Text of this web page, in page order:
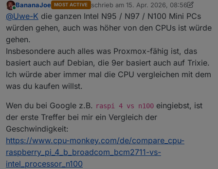
Nun durchforste ich mal das Forum nach Tipps zu
geeigneter HW für das neue System
Online
BananaJoe MOST ACTIVE schrieb am 15. Apr. 2026, 08:56
zuletzt editiert von BananaJoe
@Uwe-K die ganzen Intel N95 / N97 / N100 Mini PCs
würden gehen, auch was höher von den CPUs ist würde
gehen.
Insbesondere auch alles was Proxmox-fähig ist, das
basiert auch auf Debian, die 9er basiert auch auf Trixie.
Ich würde aber immer mal die CPU vergleichen mit dem
was du kaufen willst.
Wen du bei Google z.B. raspi 4 vs n100 eingiebst, ist
der erste Treffer bei mir ein Vergleich der
Geschwindigkeit:
https://www.cpu-monkey.com/de/compare_cpu-
raspberry_pi_4_b_broadcom_bcm2711-vs-
intel_processor_n100